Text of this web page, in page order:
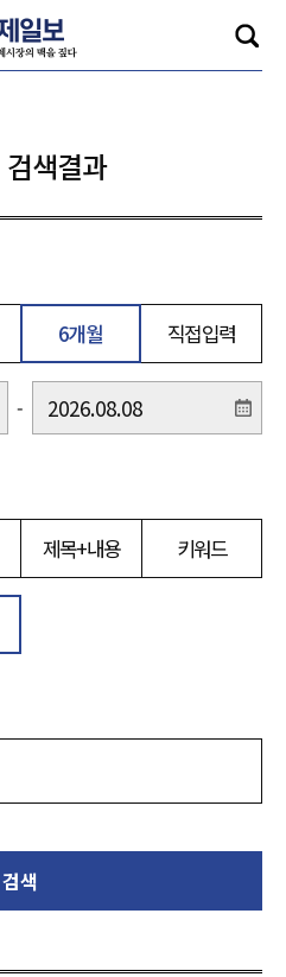
검색결과
6개월 직접입력
-
제목+내용 키워드
검색